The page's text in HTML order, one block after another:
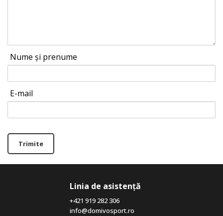
Nume și prenume
E-mail
Trimite
Linia de asistență
+421 919 282 306
info@domivosport.ro